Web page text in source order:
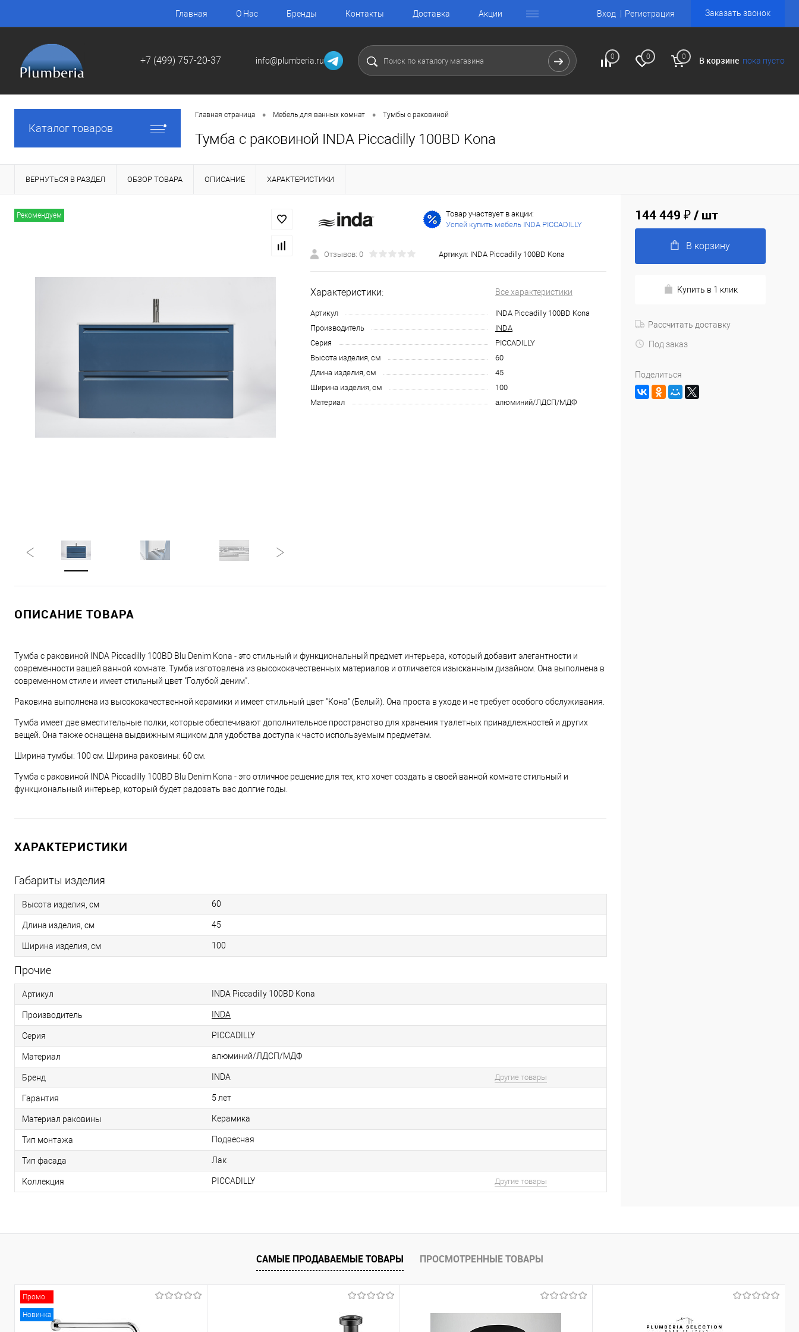
Главная О Нас Бренды Контакты Доставка Акции Вход Регистрация Заказать звонок
+7 (499) 757-20-37 info@plumberia.ru 0 0 0 В корзине пока пусто
Каталог товаров
Главная страница • Мебель для ванных комнат • Тумбы с раковиной
Тумба с раковиной INDA Piccadilly 100BD Kona
ВЕРНУТЬСЯ В РАЗДЕЛ ОБЗОР ТОВАРА ОПИСАНИЕ ХАРАКТЕРИСТИКИ
Рекомендуем
Товар участвует в акции:
Успей купить мебель INDA PICCADILLY
Отзывов: 0 Артикул: INDA Piccadilly 100BD Kona
Характеристики: Все характеристики
Артикул
INDA Piccadilly 100BD Kona
Производитель
INDA
Серия
PICCADILLY
Высота изделия, см
60
Длина изделия, см
45
Ширина изделия, см
100
Материал
алюминий/ЛДСП/МДФ
ОПИСАНИЕ ТОВАРА
Тумба с раковиной INDA Piccadilly 100BD Blu Denim Kona - это стильный и функциональный предмет интерьера, который добавит элегантности и
современности вашей ванной комнате. Тумба изготовлена из высококачественных материалов и отличается изысканным дизайном. Она выполнена в
современном стиле и имеет стильный цвет "Голубой деним".
Раковина выполнена из высококачественной керамики и имеет стильный цвет "Кона" (Белый). Она проста в уходе и не требует особого обслуживания.
Тумба имеет две вместительные полки, которые обеспечивают дополнительное пространство для хранения туалетных принадлежностей и других
вещей. Она также оснащена выдвижным ящиком для удобства доступа к часто используемым предметам.
Ширина тумбы: 100 см. Ширина раковины: 60 см.
Тумба с раковиной INDA Piccadilly 100BD Blu Denim Kona - это отличное решение для тех, кто хочет создать в своей ванной комнате стильный и
функциональный интерьер, который будет радовать вас долгие годы.
ХАРАКТЕРИСТИКИ
Габариты изделия
Высота изделия, см 60
Длина изделия, см 45
Ширина изделия, см 100
Прочие
Артикул INDA Piccadilly 100BD Kona
Производитель INDA
Серия PICCADILLY
Материал алюминий/ЛДСП/МДФ
Бренд INDA Другие товары
Гарантия 5 лет
Материал раковины Керамика
Тип монтажа Подвесная
Тип фасада Лак
Коллекция PICCADILLY Другие товары
144 449 ₽/ шт
В корзину
Купить в 1 клик
Рассчитать доставку
Под заказ
Поделиться
САМЫЕ ПРОДАВАЕМЫЕ ТОВАРЫ ПРОСМОТРЕННЫЕ ТОВАРЫ
Промо
Новинка